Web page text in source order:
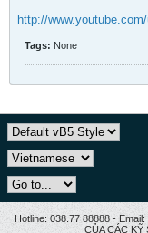
http://
Tags: None
Hotline: 038.77 88888 -
CỦA CÁC KỸ